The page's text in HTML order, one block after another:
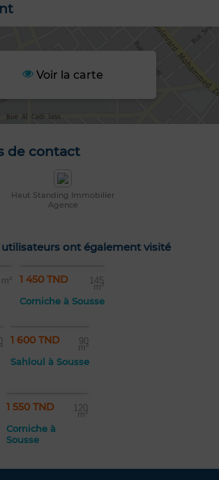
Voir la carte
de contact
Haut Standing Immobilier
Agence
ont également visité
1 450 TND 145
m²
Corniche à Sousse
1 600 TND 90
m²
Sahloul à Sousse
1 550 TND 120
m²
Corniche à
Sousse